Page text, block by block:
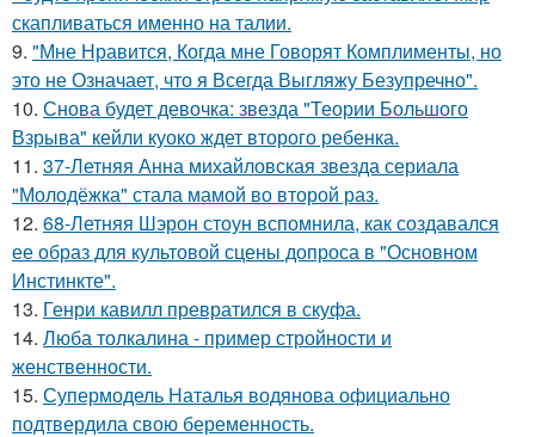
скапливаться именно на талии.
9. "Мне Нравится, Когда мне Говорят Комплименты, но
это не Означает, что я Всегда Выгляжу Безупречно".
10. Снова будет девочка: звезда "Теории Большого
Взрыва" кейли куоко ждет второго ребенка.
11. 37-Летняя Анна михайловская звезда сериала
"Молодёжка" стала мамой во второй раз.
12. 68-Летняя Шэрон стоун вспомнила, как создавался
ее образ для культовой сцены допроса в "Основном
Инстинкте".
13. Генри кавилл превратился в скуфа.
14. Люба толкалина - пример стройности и
женственности.
15. Супермодель Наталья водянова официально
подтвердила свою беременность.